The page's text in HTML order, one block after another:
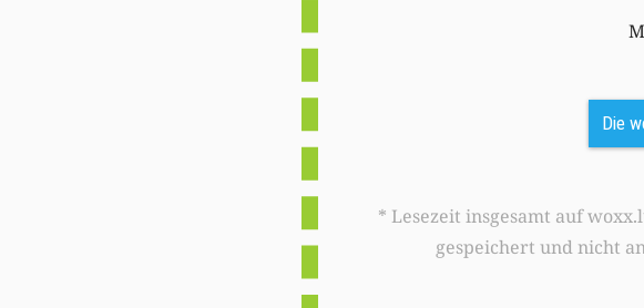
Die
* Lesezeit insgesamt auf woxx.lu: 0 Minute. Diese Daten werden nur in Ihrem
gespeichert und nicht